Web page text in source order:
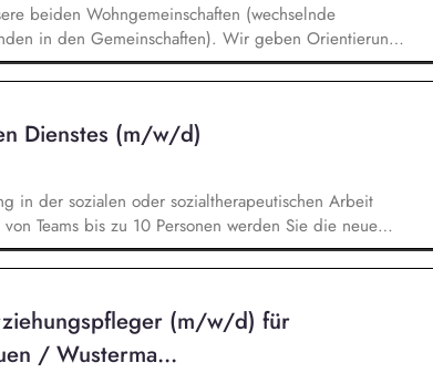
beiden Wohngemeinschaften (wechselnde
in den Gemeinschaften). Wir geben Orientierung
mit den Bewohnerinnen und Bewohnern ein Umfeld,
Wir dokumentieren Entwicklungsstände und sind
Ärzten, Schulen und Behörden.
Dienstes (m/w/d)
in der sozialen oder sozialtherapeutischen Arbeit
Teams bis zu 10 Personen werden Sie die neue
Dienstes unserer WfbM sowie dessen
Sinne der inklusiven Organisationsentwicklung
unserer WfbM. Sie agieren dabei einerseits
Kolleg*innen Ihres Teams und nehmen andererseits
wahr.
(m/w/d) für
/ Wusterma...